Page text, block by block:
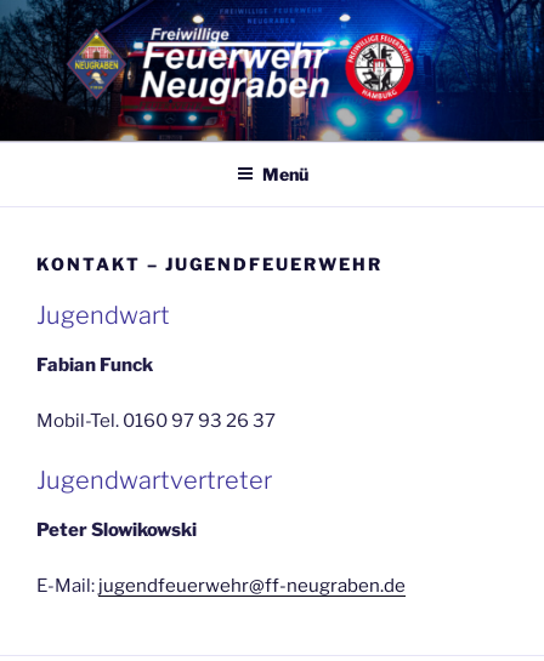
Zum
Inhalt
springen
FF NEUGRABEN
Eine von 86 Freiwilligen Feuerwehren Hamburgs – 365 Tage, 24
Menü
KONTAKT – JUGENDFEUERWEHR
Jugendwart
Fabian Funck
Mobil-Tel. 0160 97 93 26 37
Jugendwartvertreter
Peter Slowikowski
E-Mail: jugendfeuerwehr@ff-neugraben.de